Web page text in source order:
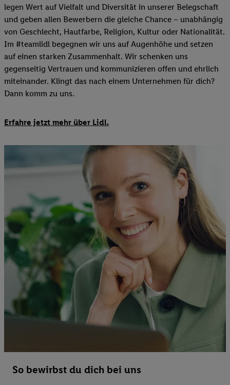
legen Wert auf Vielfalt und Diversität in unserer Belegschaft
und geben allen Bewerbern die gleiche Chance – unabhängig
von Geschlecht, Hautfarbe, Religion, Kultur oder Nationalität.
Im #teamlidl begegnen wir uns auf Augenhöhe und setzen
auf einen starken Zusammenhalt. Wir schenken uns
gegenseitig Vertrauen und kommunizieren offen und ehrlich
miteinander. Klingt das nach einem Unternehmen für dich?
Dann komm zu uns.​
Erfahre jetzt mehr über Lidl.
So bewirbst du dich bei uns